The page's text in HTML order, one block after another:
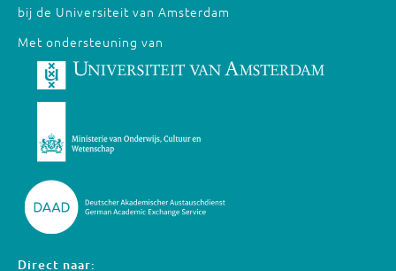
bij de Universiteit van Amsterdam
Met ondersteuning van
Direct naar: